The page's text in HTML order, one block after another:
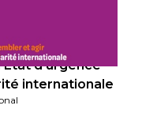
d’urgence
internationale